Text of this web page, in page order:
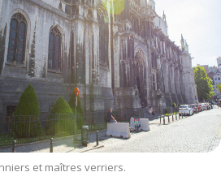
et maîtres verriers.